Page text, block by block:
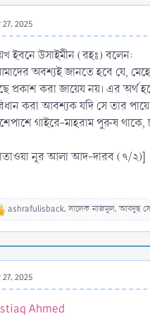
27, 2025
ইবনে উসাইমীন (রহঃ) বলেন:
অবশ্যই জানতে হবে যে,
প্রকাশ করা জায়েয নয়। এর অর্থ
করা আবশ্যক যদি সে তার পায়ে
গাইরে-মাহরাম পুরুষ থাকে,
নূর আলা আদ-দারব (৭/২)]
ashrafulisback,সালেক নাজমুল,আবদুছ
27, 2025
Ahmed